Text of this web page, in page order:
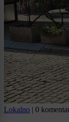
Lokalno 0